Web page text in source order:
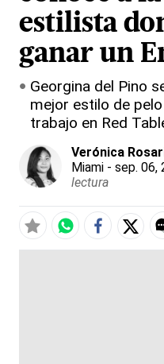
estilista
ganar un
Georgina del Pino
mejor estilo de
trabajo en Red
Verónica
Miami - sep. 06,
lectura